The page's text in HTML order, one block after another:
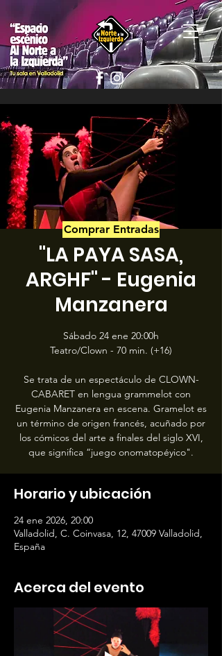
"LA PAYA SASA,
ARGHF" - Eugenia
Manzanera
Sábado 24 ene 20:00h
Teatro/Clown - 70 min. (+16)
Se trata de un espectáculo de CLOWN-
CABARET en lengua grammelot con
Eugenia Manzanera en escena. Gramelot es
un término de origen francés, acuñado por
los cómicos del arte a finales del siglo XVI,
que significa “juego onomatopéyico".
Horario y ubicación
24 ene 2026, 20:00
Valladolid, C. Coinvasa, 12, 47009 Valladolid,
España
Acerca del evento
Comprar Entradas